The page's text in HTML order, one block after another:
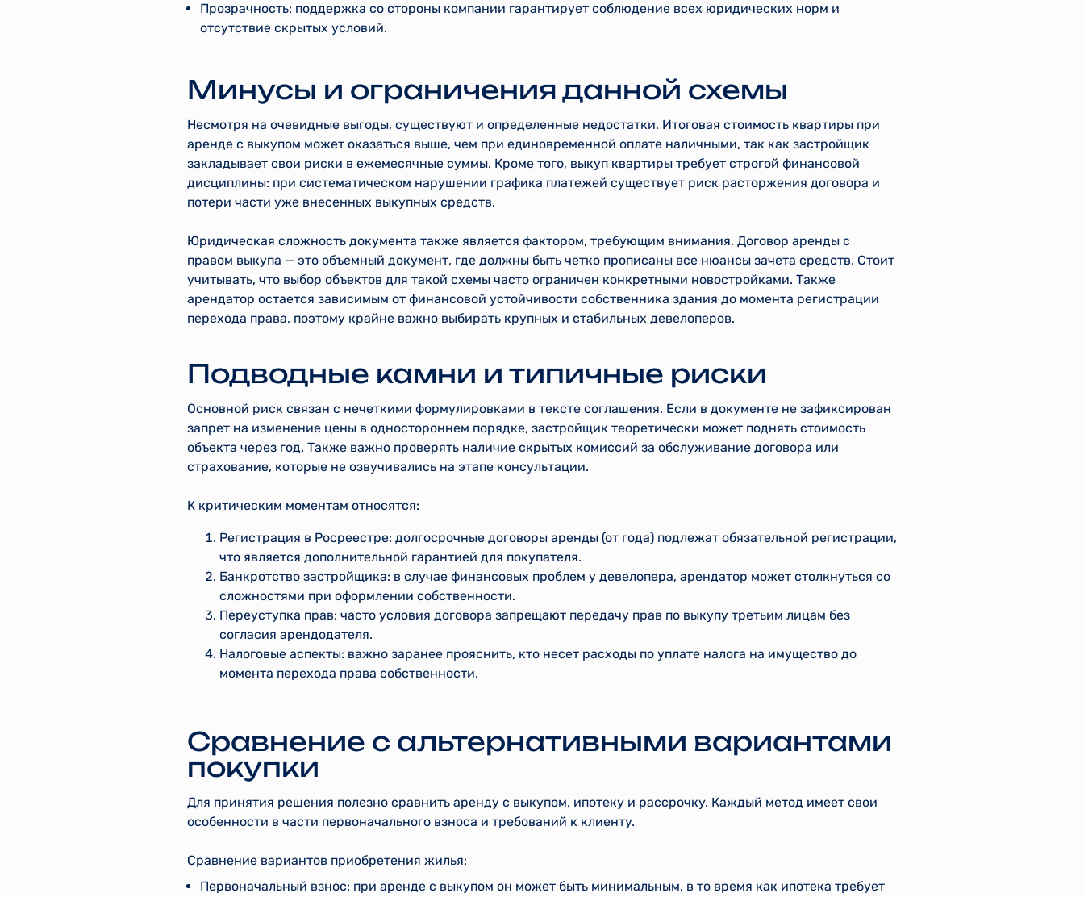
Прозрачность: поддержка со стороны компании гарантирует соблюдение всех юридических норм и
отсутствие скрытых условий.
Минусы и ограничения данной схемы
Несмотря на очевидные выгоды, существуют и определенные недостатки. Итоговая стоимость квартиры при
аренде с выкупом может оказаться выше, чем при единовременной оплате наличными, так как застройщик
закладывает свои риски в ежемесячные суммы. Кроме того, выкуп квартиры требует строгой финансовой
дисциплины: при систематическом нарушении графика платежей существует риск расторжения договора и
потери части уже внесенных выкупных средств.
Юридическая сложность документа также является фактором, требующим внимания. Договор аренды с
правом выкупа — это объемный документ, где должны быть четко прописаны все нюансы зачета средств. Стоит
учитывать, что выбор объектов для такой схемы часто ограничен конкретными новостройками. Также
арендатор остается зависимым от финансовой устойчивости собственника здания до момента регистрации
перехода права, поэтому крайне важно выбирать крупных и стабильных девелоперов.
Подводные камни и типичные риски
Основной риск связан с нечеткими формулировками в тексте соглашения. Если в документе не зафиксирован
запрет на изменение цены в одностороннем порядке, застройщик теоретически может поднять стоимость
объекта через год. Также важно проверять наличие скрытых комиссий за обслуживание договора или
страхование, которые не озвучивались на этапе консультации.
К критическим моментам относятся:
Регистрация в Росреестре: долгосрочные договоры аренды (от года) подлежат обязательной регистрации,
что является дополнительной гарантией для покупателя.
Банкротство застройщика: в случае финансовых проблем у девелопера, арендатор может столкнуться со
сложностями при оформлении собственности.
Переуступка прав: часто условия договора запрещают передачу прав по выкупу третьим лицам без
согласия арендодателя.
Налоговые аспекты: важно заранее прояснить, кто несет расходы по уплате налога на имущество до
момента перехода права собственности.
Сравнение с альтернативными вариантами
покупки
Для принятия решения полезно сравнить аренду с выкупом, ипотеку и рассрочку. Каждый метод имеет свои
особенности в части первоначального взноса и требований к клиенту.
Сравнение вариантов приобретения жилья:
Первоначальный взнос: при аренде с выкупом он может быть минимальным, в то время как ипотека требует